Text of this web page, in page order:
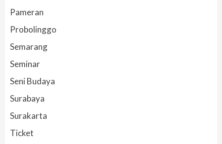
Pameran
Probolinggo
Semarang
Seminar
Seni Budaya
Surabaya
Surakarta
Ticket